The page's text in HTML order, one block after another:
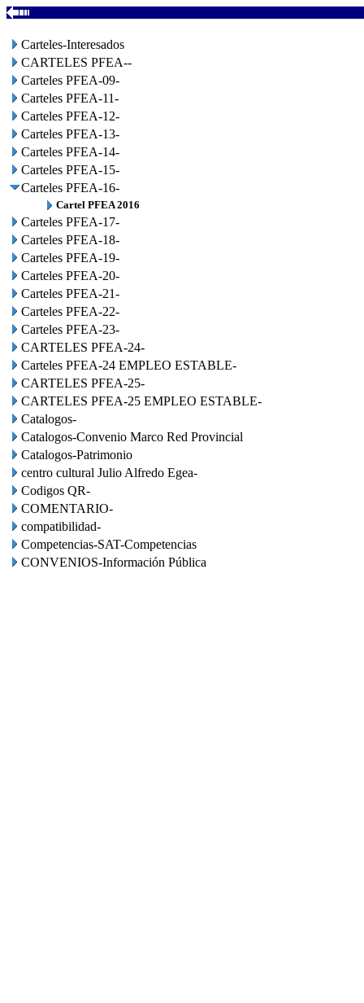
Carteles-Interesados
CARTELES PFEA--
Carteles PFEA-09-
Carteles PFEA-11-
Carteles PFEA-12-
Carteles PFEA-13-
Carteles PFEA-14-
Carteles PFEA-15-
Carteles PFEA-16-
Cartel PFEA 2016
Carteles PFEA-17-
Carteles PFEA-18-
Carteles PFEA-19-
Carteles PFEA-20-
Carteles PFEA-21-
Carteles PFEA-22-
Carteles PFEA-23-
CARTELES PFEA-24-
Carteles PFEA-24 EMPLEO ESTABLE-
CARTELES PFEA-25-
CARTELES PFEA-25 EMPLEO ESTABLE-
Catalogos-
Catalogos-Convenio Marco Red Provincial
Catalogos-Patrimonio
centro cultural Julio Alfredo Egea-
Codigos QR-
COMENTARIO-
compatibilidad-
Competencias-SAT-Competencias
CONVENIOS-Información Pública